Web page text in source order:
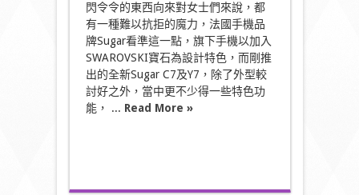
閃令令的東西向來對女士們來說，都
有一種難以抗拒的魔力，法國手機品
牌Sugar看準這一點，旗下手機以加入
SWAROVSKI寶石為設計特色，而剛推
出的全新Sugar C7及Y7，除了外型較
討好之外，當中更不少得一些特色功
能， ... Read More »